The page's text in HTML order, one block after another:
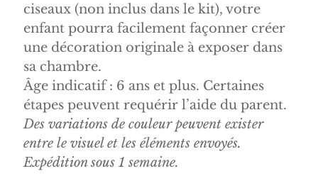
ciseaux (non inclus dans le kit), votre
enfant pourra facilement façonner créer
une décoration originale à exposer dans
sa chambre.
Âge indicatif : 6 ans et plus. Certaines
étapes peuvent requérir l’aide du parent.
Des variations de couleur peuvent exister
entre le visuel et les éléments envoyés.
Expédition sous 1 semaine.